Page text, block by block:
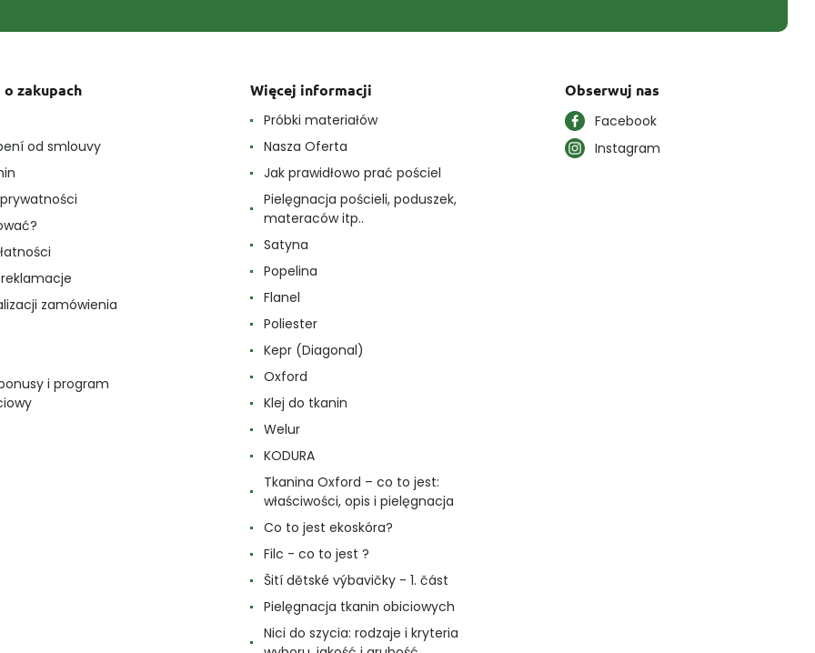
zakupach
od smlouvy
zamówienia
i program
Więcej informacji
Próbki materiałów
Nasza Oferta
Jak prawidłowo prać pościel
Pielęgnacja pościeli, poduszek,
materaców itp..
Satyna
Popelina
Flanel
Poliester
Kepr (Diagonal)
Oxford
Klej do tkanin
Welur
KODURA
Tkanina Oxford – co to jest:
właściwości, opis i pielęgnacja
Co to jest ekoskóra?
Filc - co to jest ?
Šití dětské výbavičky - 1. část
Pielęgnacja tkanin obiciowych
Nici do szycia: rodzaje i kryteria
Obserwuj nas
Facebook
Instagram